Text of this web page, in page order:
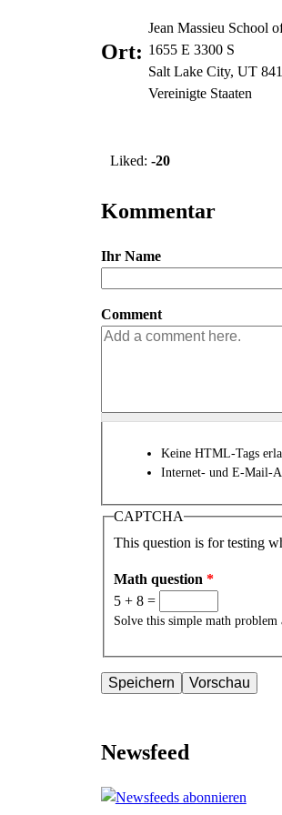
Ort:
Jean Massieu School
​​​​​​​1655 E 3300 S
Salt Lake City, UT
Vereinigte Staaten
t
u
!
Liked: -20
Kommentar
Ihr Name
Comment
Keine HTML-Tags
Internet- und E-Mail-
CAPTCHA
This question is for testing
Math question *
5 + 8 =
Solve this simple math
Newsfeed